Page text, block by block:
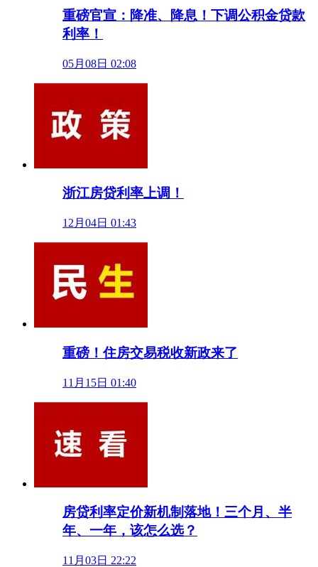
重磅官宣：降准、降息！下调公积金贷款
利率！
05月08日 02:08
浙江房贷利率上调！
12月04日 01:43
重磅！住房交易税收新政来了
11月15日 01:40
房贷利率定价新机制落地！三个月、半
年、一年，该怎么选？
11月03日 22:22